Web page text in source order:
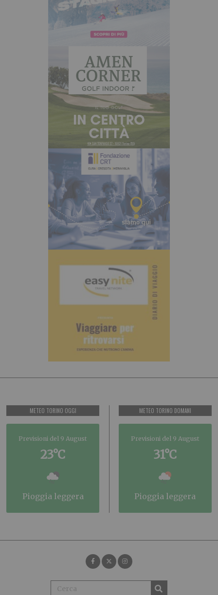
METEO TORINO OGGI
Previsioni del 9 August
23°C
pioggia leggera
METEO TORINO DOMANI
Previsioni del 9 August
31°C
pioggia leggera